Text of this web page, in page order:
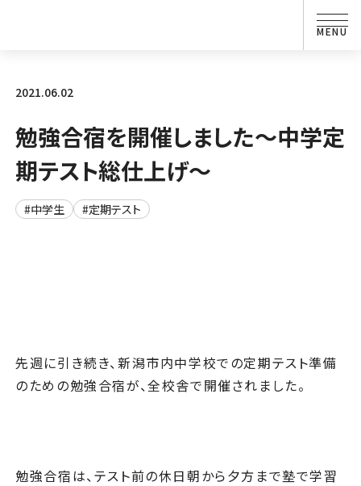
2021.06.02
勉強合宿を開催しました～中学定
期テスト総仕上げ～
#中学生 #定期テスト
先週に引き続き、新潟市内中学校での定期テスト準備
のための勉強合宿が、全校舎で開催されました。
勉強合宿は、テスト前の休日朝から夕方まで塾で学習